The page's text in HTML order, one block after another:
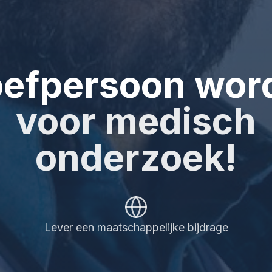
voor medisch
onderzoek!
Help mee aan betere gezondheidszorg